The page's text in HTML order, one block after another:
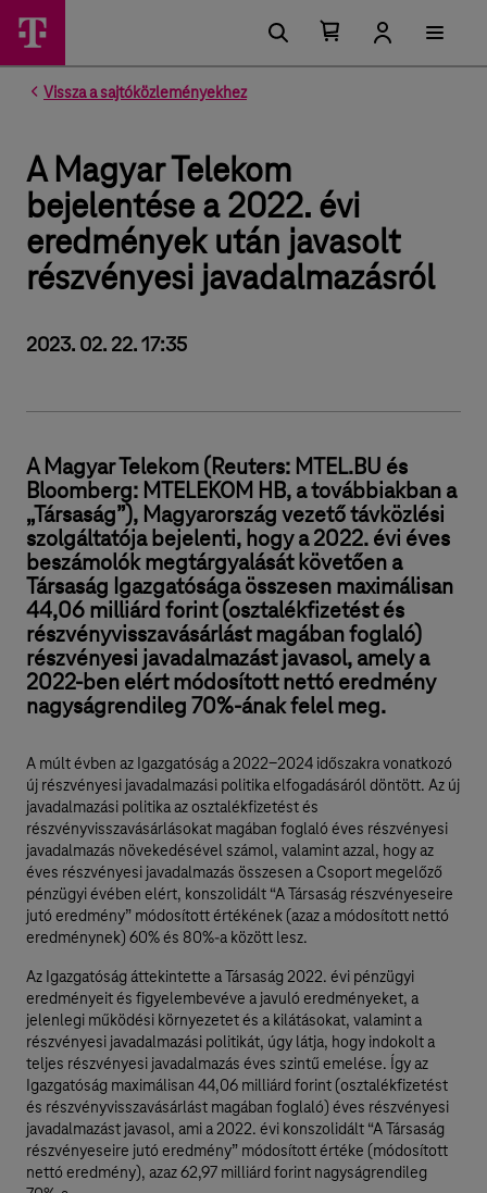
Vissza a sajtóközleményekhez
A Magyar Telekom
bejelentése a 2022. évi
eredmények után javasolt
részvényesi javadalmazásról
2023. 02. 22. 17:35
A Magyar Telekom (Reuters: MTEL.BU és
Bloomberg: MTELEKOM HB, a továbbiakban a
„Társaság”), Magyarország vezető távközlési
szolgáltatója bejelenti, hogy a 2022. évi éves
beszámolók megtárgyalását követően a
Társaság Igazgatósága összesen maximálisan
44,06 milliárd forint (osztalékfizetést és
részvényvisszavásárlást magában foglaló)
részvényesi javadalmazást javasol, amely a
2022-ben elért módosított nettó eredmény
nagyságrendileg 70%-ának felel meg.
A múlt évben az Igazgatóság a 2022-2024 időszakra vonatkozó
új részvényesi javadalmazási politika elfogadásáról döntött. Az új
javadalmazási politika az osztalékfizetést és
részvényvisszavásárlásokat magában foglaló éves részvényesi
javadalmazás növekedésével számol, valamint azzal, hogy az
éves részvényesi javadalmazás összesen a Csoport megelőző
pénzügyi évében elért, konszolidált “A Társaság részvényeseire
jutó eredmény” módosított értékének (azaz a módosított nettó
eredménynek) 60% és 80%-a között lesz.
Az Igazgatóság áttekintette a Társaság 2022. évi pénzügyi
eredményeit és figyelembevéve a javuló eredményeket, a
jelenlegi működési környezetet és a kilátásokat, valamint a
részvényesi javadalmazási politikát, úgy látja, hogy indokolt a
teljes részvényesi javadalmazás éves szintű emelése. Így az
Igazgatóság maximálisan 44,06 milliárd forint (osztalékfizetést
és részvényvisszavásárlást magában foglaló) éves részvényesi
javadalmazást javasol, ami a 2022. évi konszolidált “A Társaság
részvényeseire jutó eredmény” módosított értéke (módosított
nettó eredmény), azaz 62,97 milliárd forint nagyságrendileg